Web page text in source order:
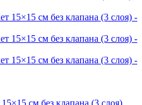
см без клапана (3 слоя)